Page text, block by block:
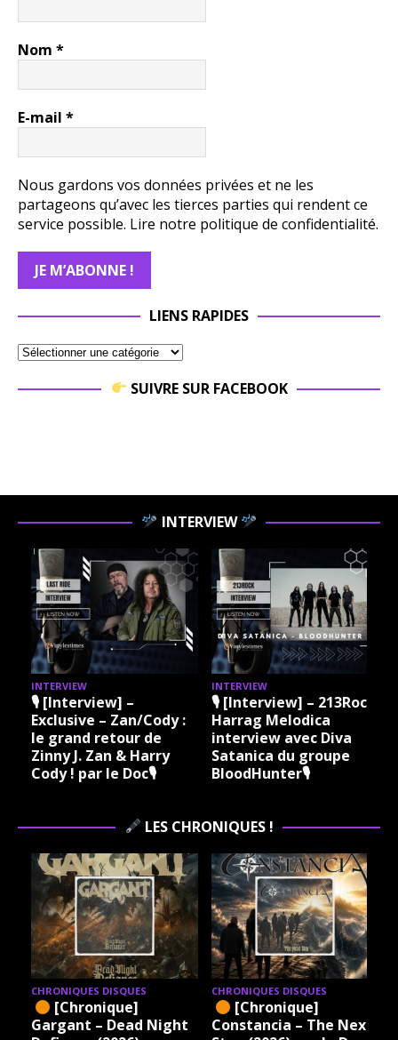
Nom *
E-mail *
Nous gardons vos données privées et ne les
partageons qu’avec les tierces parties qui rendent ce
service possible. Lire notre politique de confidentialité.
LIENS RAPIDES
SUIVRE SUR FACEBOOK
INTERVIEW
INTERVIEW
🎙 [Interview] –
Exclusive – Zan/Cody :
le grand retour de
Zinny J. Zan & Harry
Cody ! par le Doc🎙
INTERVIEW
🎙 [Interview] – 213Rock
Harrag Melodica
interview avec Diva
Satanica du groupe
BloodHunter🎙
LES CHRONIQUES !
CHRONIQUES DISQUES
[Chronique]
Gargant – Dead Night
CHRONIQUES DISQUES
[Chronique]
Constancia – The Next